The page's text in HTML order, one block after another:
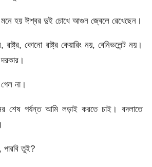
মনে হয় ঈশ্বর দুই চোখে আগুন জ্বেলে রেখেছেন।
রাষ্ট্র, কোনো রাষ্ট্র কেয়ারিং নয়, বেনিভলেন্ট নয়।
না।
শেষ পর্যন্ত আমি লড়াই করতে চাই। বদলাতে
তুই?